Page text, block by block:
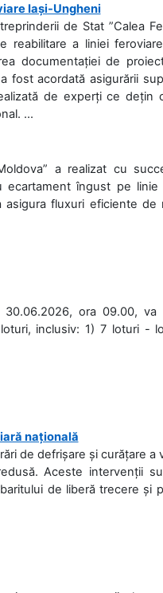
Iași-Ungheni
de Stat ”Calea
reabilitare a liniei
documentației de
fost acordată asigurării
de experți ce dețin
...
a realizat cu
îngust pe linie
fluxuri eficiente de
30.06.2026, ora 09.00,
inclusiv: 1) 7 loturi -
națională
de defrișare și curățare
Aceste intervenții
de liberă trecere și